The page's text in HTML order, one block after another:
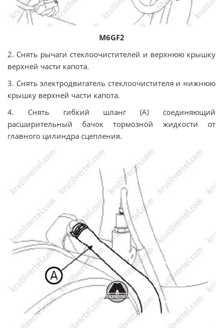
M6GF2
2. Снять рычаги стеклоочистителей и верхнюю крышку
верхней части капота.
3. Снять электродвигатель стеклоочистителя и нижнюю
крышку верхней части капота.
4. Снять гибкий шланг (А) соединяющий
расширительный бачок тормозной жидкости от
главного цилиндра сцепления.